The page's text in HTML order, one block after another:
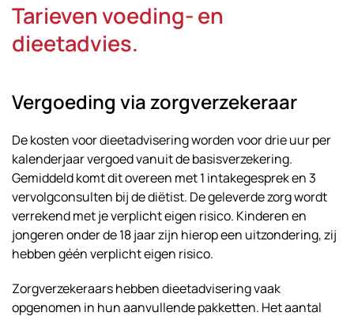
Tarieven voeding- en
dieetadvies.
Vergoeding via zorgverzekeraar
De kosten voor dieetadvisering worden voor drie uur per
kalenderjaar vergoed vanuit de basisverzekering.
Gemiddeld komt dit overeen met 1 intakegesprek en 3
vervolgconsulten bij de diëtist. De geleverde zorg wordt
verrekend met je verplicht eigen risico. Kinderen en
jongeren onder de 18 jaar zijn hierop een uitzondering, zij
hebben géén verplicht eigen risico.
Zorgverzekeraars hebben dieetadvisering vaak
opgenomen in hun aanvullende pakketten. Het aantal